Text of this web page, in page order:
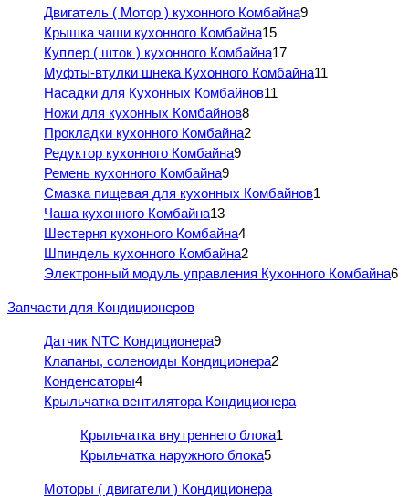
Двигатель ( Мотор ) кухонного Комбайна9
Крышка чаши кухонного Комбайна15
Куплер ( шток ) кухонного Комбайна17
Муфты-втулки шнека Кухонного Комбайна11
Насадки для Кухонных Комбайнов11
Ножи для кухонных Комбайнов8
Прокладки кухонного Комбайна2
Редуктор кухонного Комбайна9
Ремень кухонного Комбайна9
Смазка пищевая для кухонных Комбайнов1
Чаша кухонного Комбайна13
Шестерня кухонного Комбайна4
Шпиндель кухонного Комбайна2
Электронный модуль управления Кухонного Комбайна6
Запчасти для Кондиционеров
Датчик NTC Кондиционера9
Клапаны, соленоиды Кондиционера2
Конденсаторы4
Крыльчатка вентилятора Кондиционера
Крыльчатка внутреннего блока1
Крыльчатка наружного блока5
Моторы ( двигатели ) Кондиционера